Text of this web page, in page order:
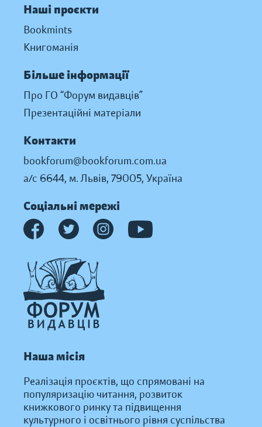
Наші проєкти
Bookmints
Книгоманія
Більше інформації
Про ГО “Форум видавців”
Презентаційні матеріали
Контакти
bookforum@bookforum.com.ua
а/с 6644, м. Львів, 79005, Україна
Соціальні мережі
Наша місія
Реалізація проєктів, що спрямовані на
популяризацію читання, розвиток
книжкового ринку та підвищення
культурного і освітнього рівня суспільства